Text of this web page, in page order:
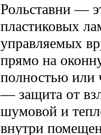
Рольставни —
пластиковых
управляемых
прямо на
полностью или
— защита от
шумовой и
внутри